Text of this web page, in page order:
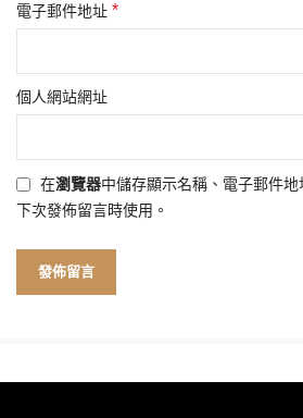
電子郵件地址 *
個人網站網址
在瀏覽器中儲存顯示名稱、電子郵件
下次發佈留言時使用。